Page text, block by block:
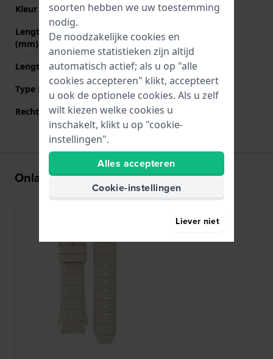
Kleur sluiting
Goud
Lengte band op 12 uur
(mm)
80 mm
Lengte band op 6 uur (mm)
120 mm
Type Bevestiging
Bandpennen
Rechte aanzet
Nee
Onlangs bekeken
soorten hebben we uw toestemming
nodig.
De noodzakelijke cookies en
anonieme statistieken zijn altijd
automatisch actief; als u op "alle
cookies accepteren" klikt, accepteert
u ook de optionele cookies. Als u zelf
wilt kiezen welke cookies u
inschakelt, klikt u op "cookie-
instellingen".
Alles accepteren
Cookie-instellingen
Liever niet